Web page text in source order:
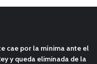
cae por la mínima ante el
y queda eliminada de la